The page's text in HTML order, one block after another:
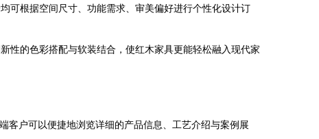
可根据空间尺寸、功能需求、审美偏好进行个性化设计订
性的色彩搭配与软装结合，使红木家具更能轻松融入现代家
客户可以便捷地浏览详细的产品信息、工艺介绍与案例展